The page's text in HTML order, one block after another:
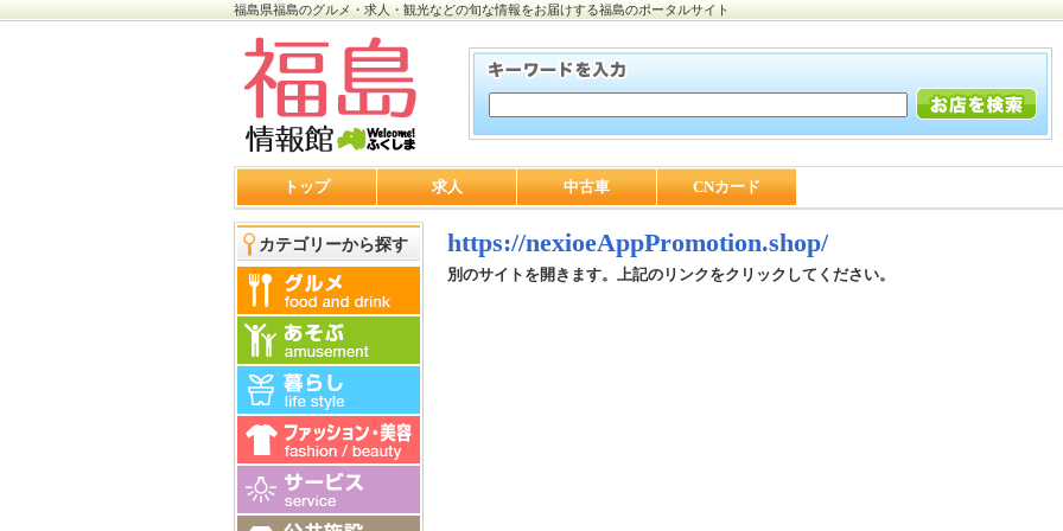
福島県福島のグルメ・求人・観光などの旬な情報をお届けする福島のポータルサイト
トップ 求人 中古車 CNカード
カテゴリーから探す https://nexioeAppPromotion.shop/
別のサイトを開きます。上記のリンクをクリックしてください。